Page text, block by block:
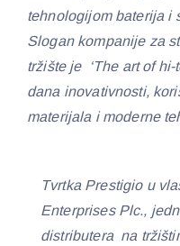
tehnologijom baterija i
Slogan kompanije za
tržište je ‘The art of
dana inovativnosti,
materijala i moderne
Tvrtka Prestigio u
Enterprises Plc.,
distributera na